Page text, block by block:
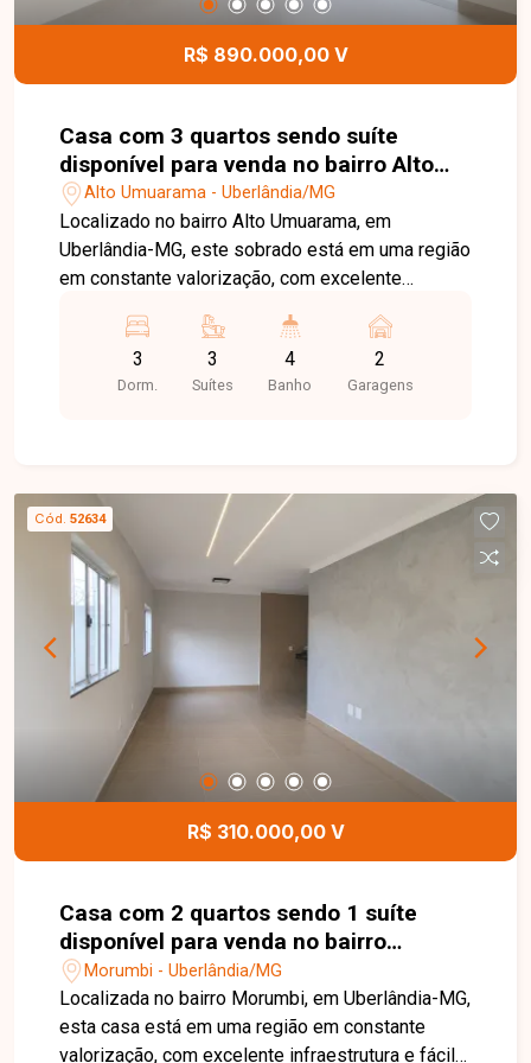
privilegiada no bairro Alto Umuarama. Agende
uma visita e venha conhecer todos os detalhes
R$ 890.000,00 V
Casa com 3 quartos sendo suíte
disponível para venda no bairro Alto
Umuarama em Uberlândia-MG
Alto Umuarama - Uberlândia/MG
Localizado no bairro Alto Umuarama, em
Uberlândia-MG, este sobrado está em uma região
em constante valorização, com excelente
cidade. Além disso, está próximo a
supermercados, escolas, farmácias, comércios e
diversos serviços, proporcionando praticidade e
funcionalidade e sofisticação. Conta com sala
ampla em dois ambientes, 03 suítes, sendo 01
com sacada, lavabo, cozinha integrada, varanda
gourmet com churrasqueira, área de serviço
independente e 02 vagas de garagem. O
excelente padrão de acabamento valoriza cada
ambiente, garantindo elegância e durabilidade.
Esta é uma excelente oportunidade para quem
busca um sobrado moderno, espaçoso e com
acabamento de alto padrão em uma das regiões
mais valorizadas do bairro Alto Umuarama.
Agende uma visita e venha conhecer todos os
detalhes deste imóvel.
3
Dorm.
3
Suítes
4
Banho
2
Garagens
Cód. 52634
R$ 310.000,00 V
Casa com 2 quartos sendo 1 suíte
disponível para venda no bairro
Morumbi em Uberlândia-MG
Morumbi - Uberlândia/MG
Localizada no bairro Morumbi, em Uberlândia-MG,
esta casa está em uma região em constante
valorização, com excelente infraestrutura e fácil